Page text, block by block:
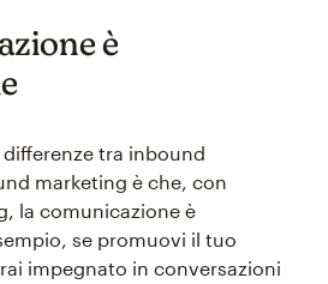
è
tra inbound
marketing è che, con
la comunicazione è
se promuovi il tuo
impegnato in conversazioni